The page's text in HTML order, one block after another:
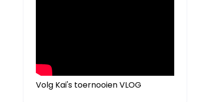
Volg Kai's toernooien VLOG